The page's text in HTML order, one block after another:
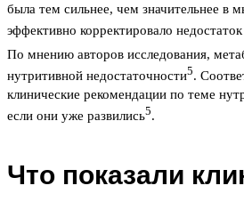
была тем сильнее, чем значительнее
эффективно корректировало
По мнению авторов исследования,
нутритивной недостаточности5.
клинические рекомендации по теме
если они уже развились5.
Что показали